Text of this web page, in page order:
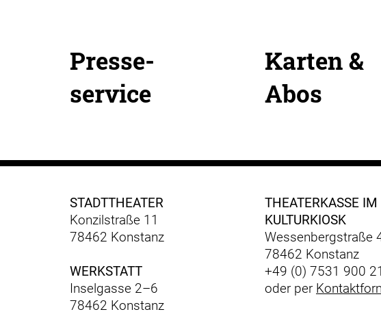
Presse-
service
Karten &
Abos
STADTTHEATER
Konzilstraße 11
78462 Konstanz
WERKSTATT
Inselgasse 2–6
78462 Konstanz
THEATERKASSE IM
KULTURKIOSK
Wessenbergstraße
78462 Konstanz
+49 (0) 7531 900
oder per